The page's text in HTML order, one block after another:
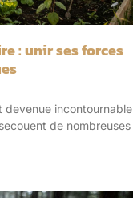
: unir ses forces
devenue incontournable
de nombreuses